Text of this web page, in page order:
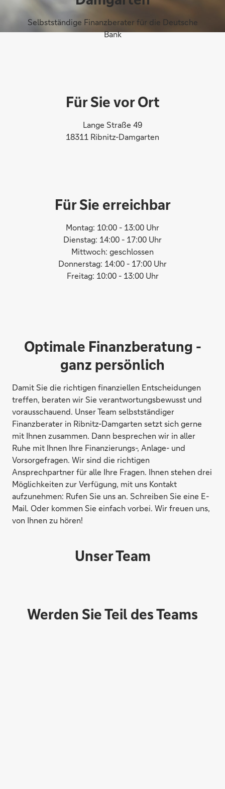
Selbstständige Finanzberater für die Deutsche
Bank
Für Sie vor Ort
Lange Straße 49
18311 Ribnitz-Damgarten
Für Sie erreichbar
Montag: 10:00 - 13:00 Uhr
Dienstag: 14:00 - 17:00 Uhr
Mittwoch: geschlossen
Donnerstag: 14:00 - 17:00 Uhr
Freitag: 10:00 - 13:00 Uhr
Optimale Finanzberatung -
ganz persönlich
Damit Sie die richtigen finanziellen Entscheidungen
treffen, beraten wir Sie verantwortungsbewusst und
vorausschauend. Unser Team selbstständiger
Finanzberater in Ribnitz-Damgarten setzt sich gerne
mit Ihnen zusammen. Dann besprechen wir in aller
Ruhe mit Ihnen Ihre Finanzierungs-, Anlage- und
Vorsorgefragen. Wir sind die richtigen
Ansprechpartner für alle Ihre Fragen. Ihnen stehen drei
Möglichkeiten zur Verfügung, mit uns Kontakt
aufzunehmen: Rufen Sie uns an. Schreiben Sie eine E-
Mail. Oder kommen Sie einfach vorbei. Wir freuen uns,
von Ihnen zu hören!
Unser Team
Werden Sie Teil des Teams